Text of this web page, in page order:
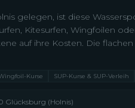
gelegen, ist diese
Kitesurfen, Wingfoilen
auf ihre Kosten. Die
Kurse SUP-Kurse & SUP-Verleih
Glücksburg (Holnis)